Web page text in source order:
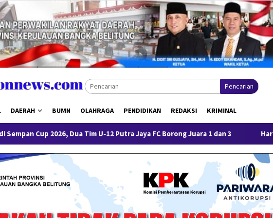
Pencarian
DAERAH BUMN OLAHRAGA PENDIDIKAN REDAKSI KRIMINAL
Tim U-12 Putra Jaya FC Borong Juara 1 dan 3 Harga Timah Turun,